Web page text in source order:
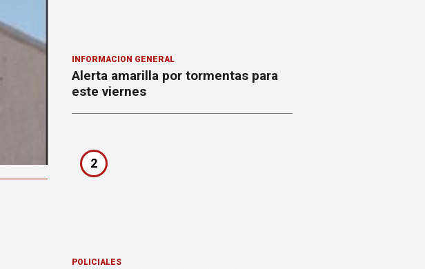
INFORMACION GENERAL
Alerta amarilla por tormentas para
este viernes
2
POLICIALES